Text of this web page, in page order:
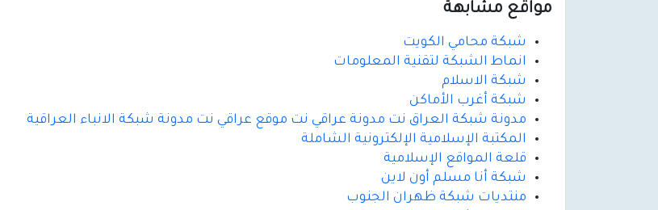
مواقع مشابهة
شبكة محامي الكويت
انماط الشبكة لتقنية المعلومات
شبكة الاسلام
شبكة أغرب الأماكن
مدونة شبكة العراق نت مدونة عراقي نت موقع عراقي نت مدونة شبكة الانباء العراقية
المكتبة الإسلامية الإلكترونية الشاملة
قلعة المواقع الإسلامية
شبكة أنا مسلم أون لاين
منتديات شبكة ظهران الجنوب